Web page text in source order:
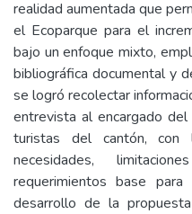
realidad aumentada que
el Ecoparque para el
bajo un enfoque mixto,
bibliográfica documental y
se logró recolectar
entrevista al encargado
turistas del cantón, con
necesidades,
requerimientos base
desarrollo de la